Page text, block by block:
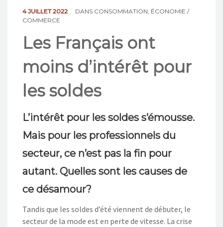
4 JUILLET 2022 DANS CONSOMMATION ÉCONOMIE /
COMMERCE
Les Français ont
moins d’intérêt pour
les soldes
L’intérêt pour les soldes s’émousse.
Mais pour les professionnels du
secteur, ce n’est pas la fin pour
autant. Quelles sont les causes de
ce désamour?
Tandis que les soldes d’été viennent de débuter, le
secteur de la mode est en perte de vitesse. La crise